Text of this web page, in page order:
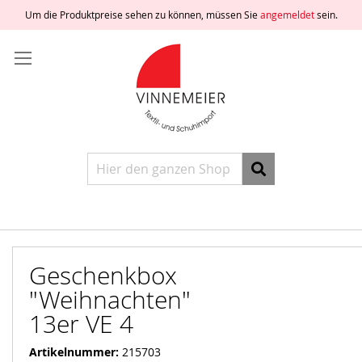
Um die Produktpreise sehen zu können, müssen Sieangemeldetsein.
zum
Inhalt
Suche
freischalten
erstellen
Geschenkbox
"Weihnachten"
13er VE 4
Artikelnummer 215703